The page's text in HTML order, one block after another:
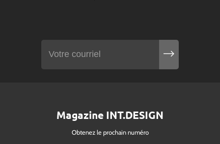
Magazine INT.DESIGN
Obtenez le prochain numéro